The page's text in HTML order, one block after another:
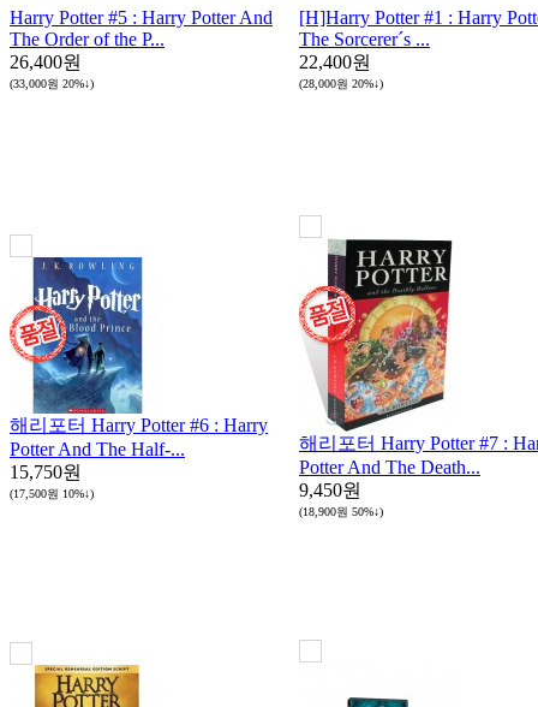
Harry Potter #5 : Harry Potter And
The Order of the P...
26,400원
(33,000원 20%↓)
[H]Harry Potter #1 : Harry
The Sorcerer´s ...
22,400원
(28,000원 20%↓)
해리포터 Harry Potter #6 : Harry
Potter And The Half-...
15,750원
(17,500원 10%↓)
해리포터 Harry Potter #7 :
Potter And The Death...
9,450원
(18,900원 50%↓)